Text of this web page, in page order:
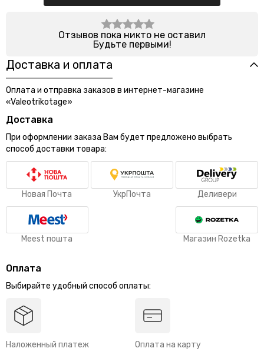
Отзывов пока никто не оставил
Будьте первыми!
Доставка и оплата
Оплата и отправка заказов в интернет-магазине
«Valeotrikotage»
Доставка
При оформлении заказа Вам будет предложено выбрать
способ доставки товара:
Новая Почта УкрПочта Деливери
Meest пошта Магазин Rozetka
Оплата
Выбирайте удобный способ оплаты:
Наложенный платеж Оплата на карту